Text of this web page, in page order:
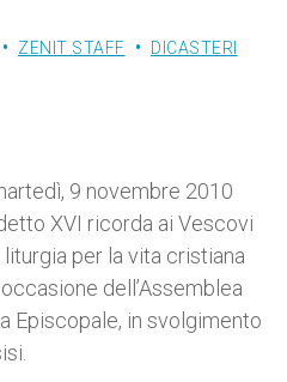
ZENIT STAFF DICASTERI
9 novembre 2010
XVI ricorda ai Vescovi
liturgia per la vita cristiana
dell’Assemblea
Episcopale, in svolgimento